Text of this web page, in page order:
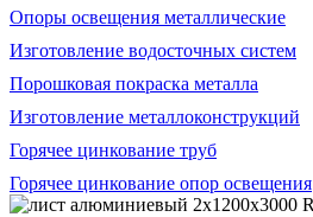
Опоры освещения металлические
Изготовление водосточных систем
Порошковая покраска металла
Изготовление металлоконструкций
Горячее цинкование труб
Горячее цинкование опор освещения